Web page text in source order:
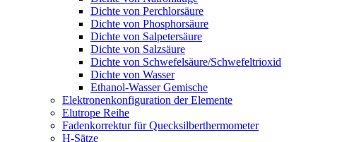
Dichte von Perchlorsäure
Dichte von Phosphorsäure
Dichte von Salpetersäure
Dichte von Salzsäure
Dichte von Schwefelsäure/Schwefeltrioxid
Dichte von Wasser
Ethanol-Wasser Gemische
Elektronenkonfiguration der Elemente
Elutrope Reihe
Fadenkorrektur für Quecksilberthermometer
H-Sätze